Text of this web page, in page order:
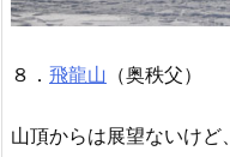
８． 飛龍山 （奥秩父）
山頂からは展望ないけ